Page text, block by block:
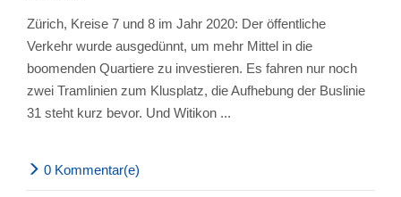
Zürich, Kreise 7 und 8 im Jahr 2020: Der öffentliche
Verkehr wurde ausgedünnt, um mehr Mittel in die
boomenden Quartiere zu investieren. Es fahren nur noch
zwei Tramlinien zum Klusplatz, die Aufhebung der Buslinie
31 steht kurz bevor. Und Witikon ...
0 Kommentar(e)